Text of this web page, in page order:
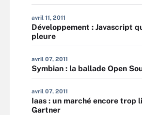
avril 11, 2011
Développement : Javascript
pleure
avril 07, 2011
Symbian : la ballade Open
avril 07, 2011
Iaas : un marché encore trop
Gartner